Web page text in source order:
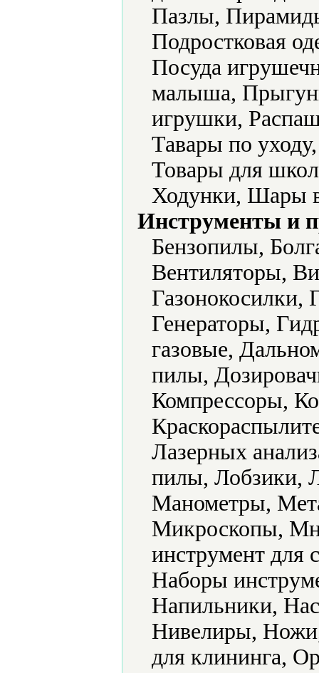
Пазлы,
Подростковая
Посуда
малыша,
игрушки,
Тавары по
Товары для
Ходунки, Шары
Инструменты и
Бензопилы,
Вентиляторы,
Газонокосилки,
Генераторы,
газовые,
пилы,
Компрессоры,
Лазерных
пилы, Лобзики,
Манометры,
Микроскопы,
инструмент
Наборы
Напильники,
Нивелиры,
для клининга,